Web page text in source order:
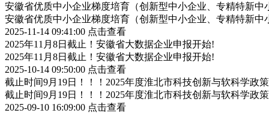
安徽省优质中小企业梯度培育（创新型中小企业、专精特新中
安徽省优质中小企业梯度培育（创新型中小企业、专精特新中
2025-11-14 09:41:00 点击查看
2025年11月8日截止！安徽省大数据企业申报开始!
2025年11月8日截止！安徽省大数据企业申报开始!
2025-10-14 09:50:00 点击查看
截止时间9月19日！！！2025年度淮北市科技创新与软科学
截止时间9月19日！！！2025年度淮北市科技创新与软科学
2025-09-10 16:09:00 点击查看